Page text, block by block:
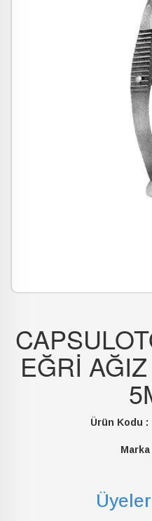
EĞRİ
Ürün Kodu :
Marka